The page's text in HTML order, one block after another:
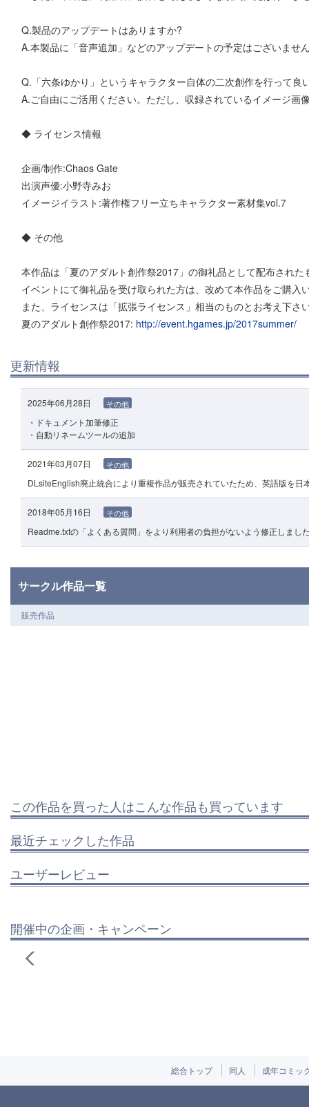
Q.製品のアップデートはありますか?
A.本製品に「音声追加」などのアップデートの予定はございませ
Q.「六条ゆかり」というキャラクター自体の二次創作を行って良
A.ご自由にご活用ください。ただし、収録されているイメージ画
◆ ライセンス情報
企画/制作:Chaos Gate
出演声優:小野寺みお
イメージイラスト:著作権フリー立ちキャラクター素材集vol.7
◆ その他
本作品は「夏のアダルト創作祭2017」の御礼品として配布された
イベントにて御礼品を受け取られた方は、改めて本作品をご購入
また、ライセンスは「拡張ライセンス」相当のものとお考え下さ
夏のアダルト創作祭2017: http://event.hgames.jp/2017summer/
更新情報
2025年06月28日 その他
・ドキュメント加筆修正
・自動リネームツールの追加
2021年03月07日 その他
DLsiteEnglish廃止統合により重複作品が販売されていたため、英語版を日
2018年05月16日 その他
Readme.txtの「よくある質問」をより利用者の負担がないよう修正しまし
サークル作品一覧
販売作品
この作品を買った人はこんな作品も買っています
最近チェックした作品
ユーザーレビュー
開催中の企画・キャンペーン
総合トップ 同人 成年コミッ